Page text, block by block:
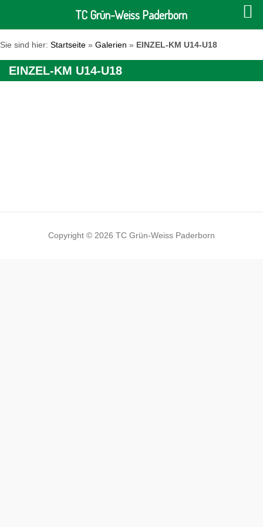
Sie sind hier: Startseite » Galerien » EINZEL-KM U14-U18
EINZEL-KM U14-U18
Copyright © 2026 TC Grün-Weiss Paderborn
TC Grün-Weiss Paderborn